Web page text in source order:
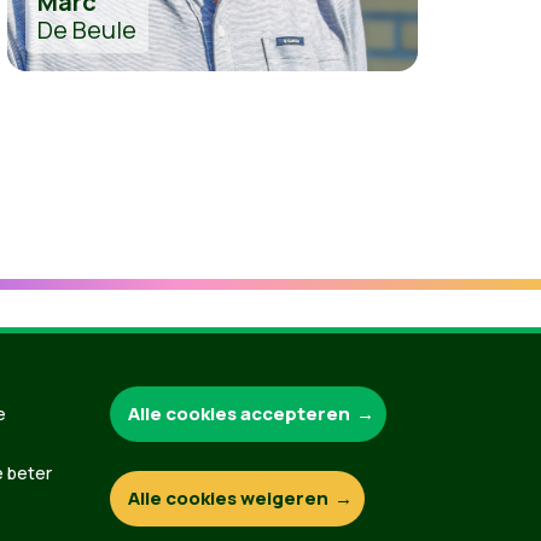
De Beule
Groen.be
beter
Alle cookies accepteren
Alle cookies weigeren